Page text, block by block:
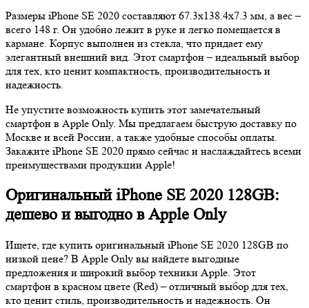
Размеры iPhone SE 2020 составляют 67.3x138.4x7.3 мм, а вес –
всего 148 г. Он удобно лежит в руке и легко помещается в
кармане. Корпус выполнен из стекла, что придает ему
элегантный внешний вид. Этот смартфон – идеальный выбор
для тех, кто ценит компактность, производительность и
надежность.
Не упустите возможность купить этот замечательный
смартфон в Apple Only. Мы предлагаем быструю доставку по
Москве и всей России, а также удобные способы оплаты.
Закажите iPhone SE 2020 прямо сейчас и наслаждайтесь всеми
преимуществами продукции Apple!
Оригинальный iPhone SE 2020 128GB:
дешево и выгодно в Apple Only
Ищете, где купить оригинальный iPhone SE 2020 128GB по
низкой цене? В Apple Only вы найдете выгодные
предложения и широкий выбор техники Apple. Этот
смартфон в красном цвете (Red) – отличный выбор для тех,
кто ценит стиль, производительность и надежность. Он